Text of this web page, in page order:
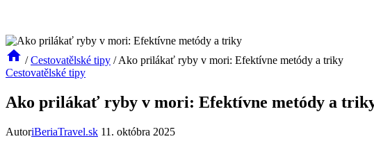
/ Cestovatělské tipy / Ako prilákať ryby v mori: Efektívne metódy a triky
Cestovatělské tipy
Ako prilákať ryby v mori: Efektívne metódy a
AutoriBeriaTravel.sk 11. októbra 2025